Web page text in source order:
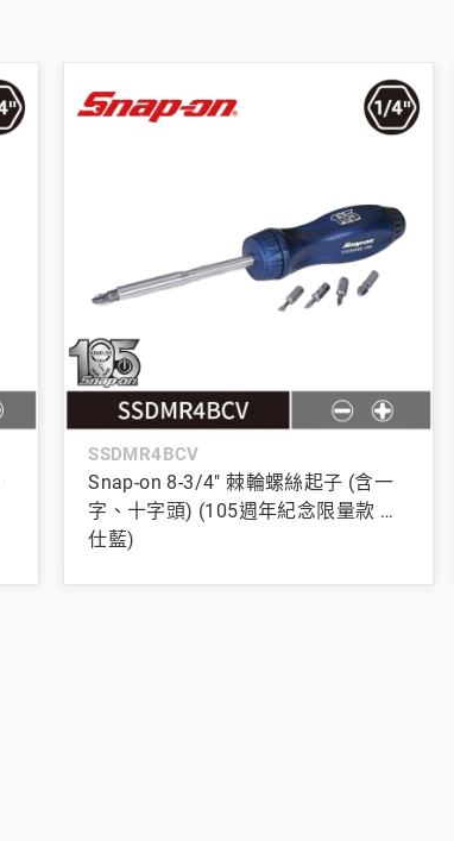
SSDMR4BCV
Snap-on 8-3/4" 棘輪螺絲起子 (含一
字、十字頭) (105週年紀念限量款 特
仕藍)